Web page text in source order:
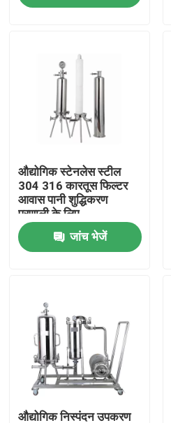
कारखाना भ्रमण
गुणवत्ता नियंत्रण
एक उद्धरण का अनुरोध करें
औद्योगिक जल फ़िल्टरिंग
औद्योगिक हेपा फ़िल्टर
औद्योगिक स्टेनलेस स्टील
304 316 कारतूस फिल्टर
आवास पानी शुद्धिकरण
प्रणाली के लिए
जांच भेजें
औद्योगिक निस्पंदन उपकरण